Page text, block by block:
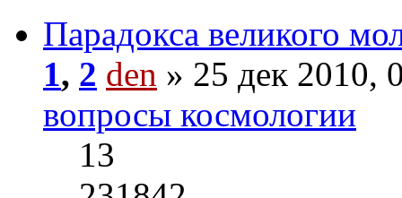
Парадокса великого
1, 2 den » 25 дек 2010,
вопросы космологии
13